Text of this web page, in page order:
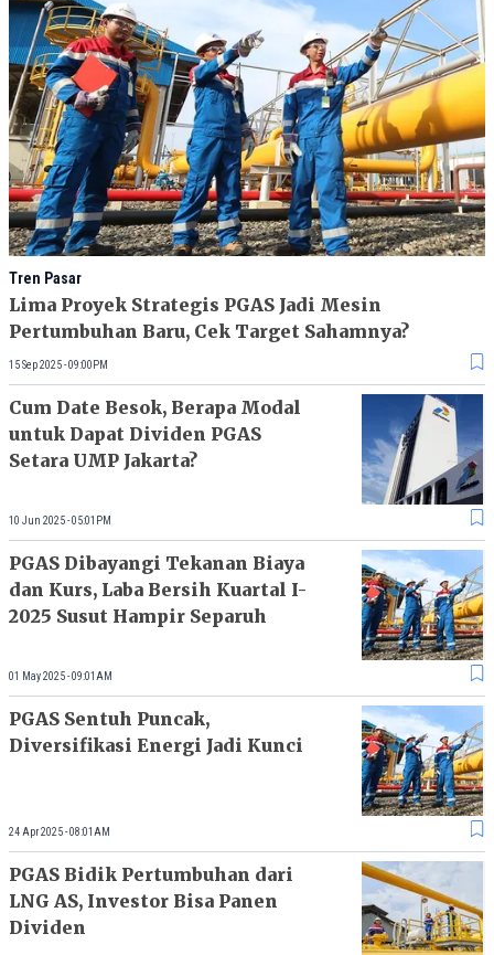
Tren Pasar
Lima Proyek Strategis PGAS Jadi Mesin
Pertumbuhan Baru, Cek Target Sahamnya?
15 Sep 2025 - 09:00PM
Cum Date Besok, Berapa Modal
untuk Dapat Dividen PGAS
Setara UMP Jakarta?
10 Jun 2025 - 05:01PM
PGAS Dibayangi Tekanan Biaya
dan Kurs, Laba Bersih Kuartal I-
2025 Susut Hampir Separuh
01 May 2025 - 09:01AM
PGAS Sentuh Puncak,
Diversifikasi Energi Jadi Kunci
24 Apr 2025 - 08:01AM
PGAS Bidik Pertumbuhan dari
LNG AS, Investor Bisa Panen
Dividen